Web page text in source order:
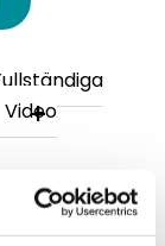
Video